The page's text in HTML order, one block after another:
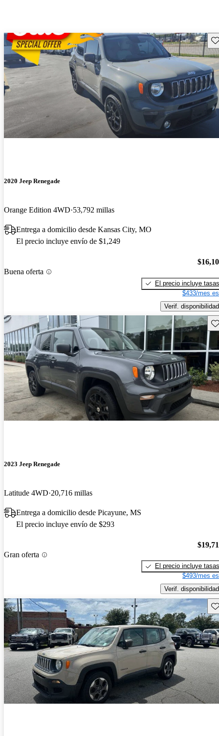
2020 Jeep Renegade
Orange Edition 4WD 53,792 millas
Entrega a domicilio desde Kansas City, MO
El precio incluye envío de $1,249
Buena oferta
El precio incluye tasas
$433/mes
Verif. disponibilidad
2023 Jeep Renegade
Latitude 4WD 20,716 millas
Entrega a domicilio desde Picayune, MS
El precio incluye envío de $293
Gran oferta
El precio incluye tasas
$493/mes
Verif. disponibilidad